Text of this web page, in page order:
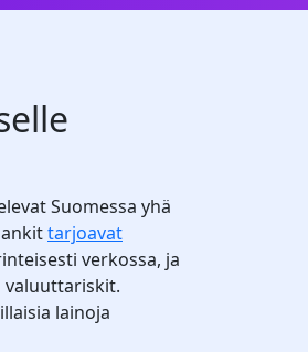
Suomessa yhä
tarjoavat
verkossa, ja
valuuttariskit.
lainoja